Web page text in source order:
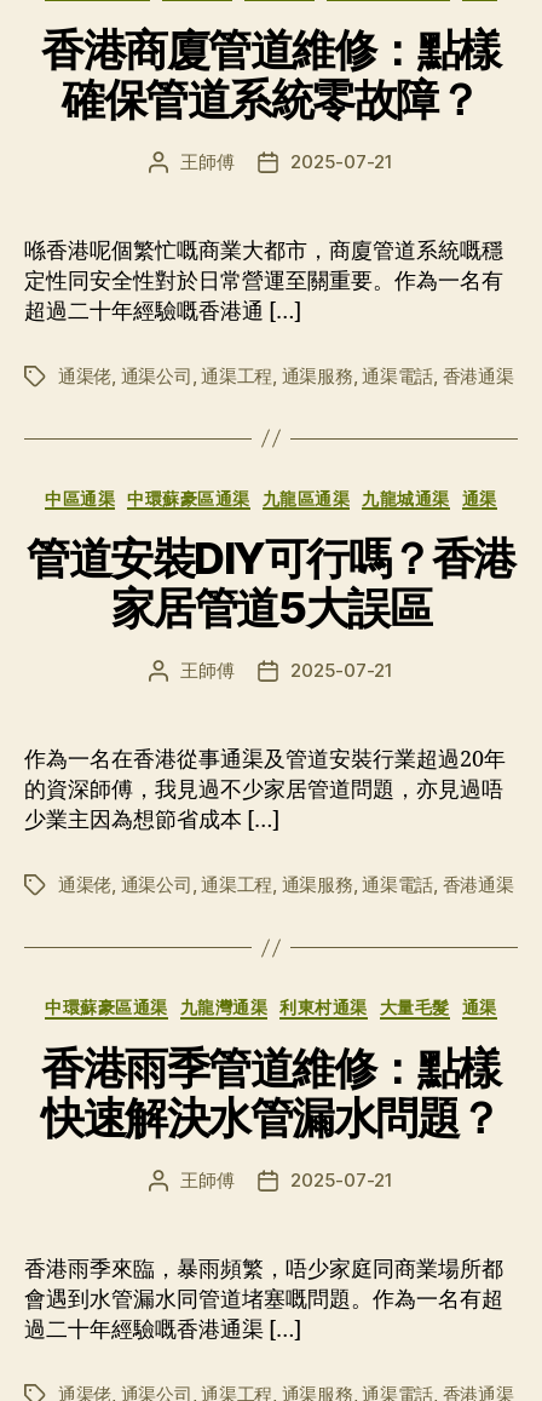
香港商廈管道維修：點樣
確保管道系統零故障？
文
者
王師傅
发
期
2025-07-21
喺香港呢個繁忙嘅商業大都市，商廈管道系統嘅穩
定性同安全性對於日常營運至關重要。作為一名有
超過二十年經驗嘅香港通 […]
标
通渠佬 通渠公司 ,通渠工程 通渠服務 ,通渠電話 香港通渠
分
中區通渠 中環蘇豪區通渠 九龍區通渠 九龍城通渠 通渠
管道安裝DIY可行嗎？香港
家居管道5大誤區
文
者
王師傅
发
期
2025-07-21
作為一名在香港從事通渠及管道安裝行業超過20年
的資深師傅，我見過不少家居管道問題，亦見過唔
少業主因為想節省成本 […]
标
通渠佬, 通渠公司,通渠工程, 通渠服務,通渠電話, 香港通渠
分
中環蘇豪區通渠 九龍灣通渠 利東村通渠 大量毛髮 通渠
香港雨季管道維修：點樣
快速解決水管漏水問題？
文 王師傅
发 2025-07-21
香港雨季來臨，暴雨頻繁，唔少家庭同商業場所都
會遇到水管漏水同管道堵塞嘅問題。作為一名有超
過二十年經驗嘅香港通渠 […]
标 通渠佬 通渠公司 ,通渠工程 通渠服務 ,通渠電話 香港通渠